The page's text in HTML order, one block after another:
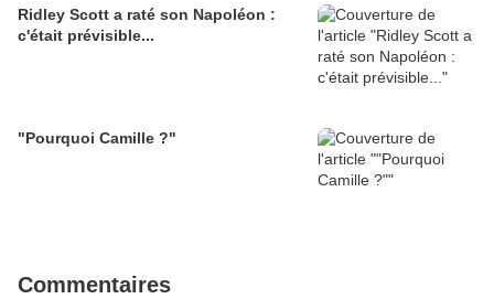
Ridley Scott a raté son Napoléon :
c'était prévisible...
"Pourquoi Camille ?"
Commentaires